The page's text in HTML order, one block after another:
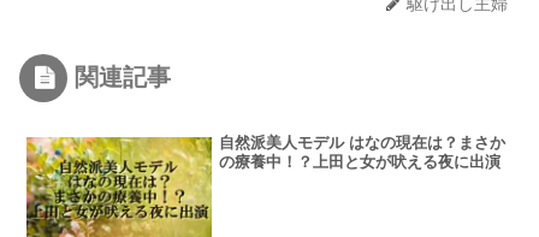
駆け出し主婦
関連記事
自然派美人モデル はなの現在は？まさか
の療養中！？上田と女が吠える夜に出演